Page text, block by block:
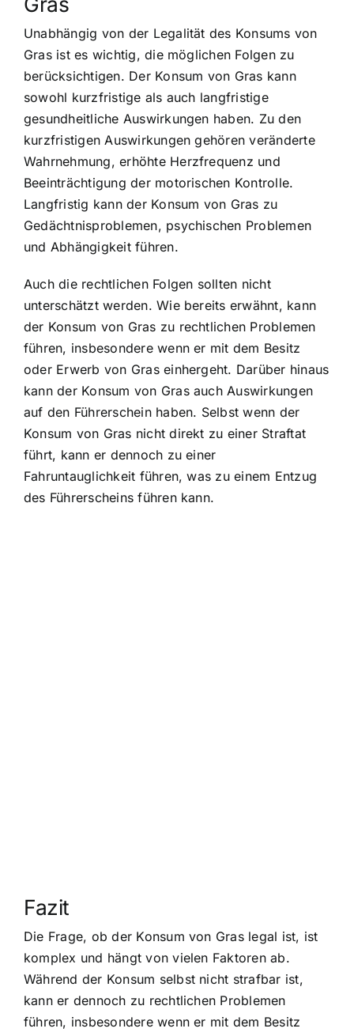
Unabhängig von der Legalität des Konsums von
Gras ist es wichtig, die möglichen Folgen zu
berücksichtigen. Der Konsum von Gras kann
sowohl kurzfristige als auch langfristige
gesundheitliche Auswirkungen haben. Zu den
kurzfristigen Auswirkungen gehören veränderte
Wahrnehmung, erhöhte Herzfrequenz und
Beeinträchtigung der motorischen Kontrolle.
Langfristig kann der Konsum von Gras zu
Gedächtnisproblemen, psychischen Problemen
und Abhängigkeit führen.
Auch die rechtlichen Folgen sollten nicht
unterschätzt werden. Wie bereits erwähnt, kann
der Konsum von Gras zu rechtlichen Problemen
führen, insbesondere wenn er mit dem Besitz
oder Erwerb von Gras einhergeht. Darüber hinaus
kann der Konsum von Gras auch Auswirkungen
auf den Führerschein haben. Selbst wenn der
Konsum von Gras nicht direkt zu einer Straftat
führt, kann er dennoch zu einer
Fahruntauglichkeit führen, was zu einem Entzug
des Führerscheins führen kann.
Fazit
Die Frage, ob der Konsum von Gras legal ist, ist
komplex und hängt von vielen Faktoren ab.
Während der Konsum selbst nicht strafbar ist,
kann er dennoch zu rechtlichen Problemen
führen, insbesondere wenn er mit dem Besitz